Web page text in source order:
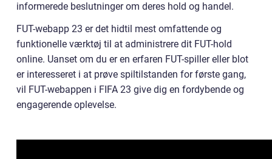
informerede beslutninger om deres hold og handel.
FUT-webapp 23 er det hidtil mest omfattende og
funktionelle værktøj til at administrere dit FUT-hold
online. Uanset om du er en erfaren FUT-spiller eller blot
er interesseret i at prøve spiltilstanden for første gang,
vil FUT-webappen i FIFA 23 give dig en fordybende og
engagerende oplevelse.